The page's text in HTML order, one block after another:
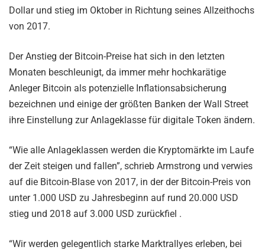
Dollar und stieg im Oktober in Richtung seines Allzeithochs
von 2017.
Der Anstieg der Bitcoin-Preise hat sich in den letzten
Monaten beschleunigt, da immer mehr hochkarätige
Anleger Bitcoin als potenzielle Inflationsabsicherung
bezeichnen und einige der größten Banken der Wall Street
ihre Einstellung zur Anlageklasse für digitale Token ändern.
“Wie alle Anlageklassen werden die Kryptomärkte im Laufe
der Zeit steigen und fallen”, schrieb Armstrong und verwies
auf die Bitcoin-Blase von 2017, in der der Bitcoin-Preis von
unter 1.000 USD zu Jahresbeginn auf rund 20.000 USD
stieg und 2018 auf 3.000 USD zurückfiel .
“Wir werden gelegentlich starke Marktrallyes erleben, bei